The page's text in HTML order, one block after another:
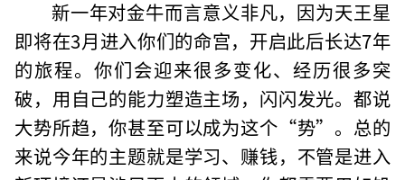
新一年对金牛而言意义非凡，因为天王星
即将在3月进入你们的命宫，开启此后长达7年
的旅程。你们会迎来很多变化、经历很多突
破，用自己的能力塑造主场，闪闪发光。都说
大势所趋，你甚至可以成为这个“势”。总的
来说今年的主题就是学习、赚钱，不管是进入